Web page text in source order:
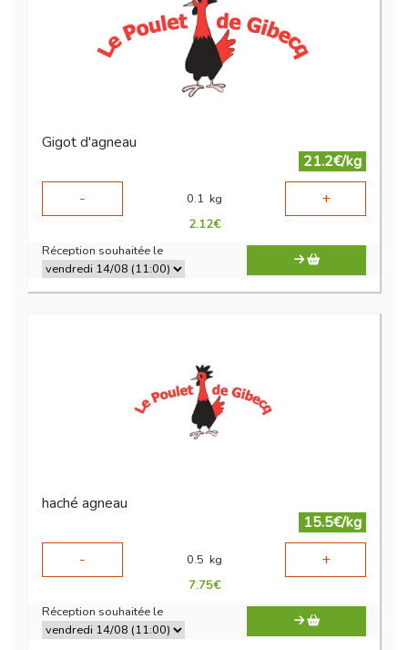
Gigot d'agneau
21.2€/kg
-
0.1 kg +
2.12€
Réception souhaitée le
haché agneau
15.5€/kg
-
0.5 kg +
7.75€
Réception souhaitée le